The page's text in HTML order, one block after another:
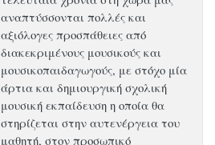
αναπτύσσονται πολλές και
αξιόλογες προσπάθειες από
διακεκριμένους μουσικούς και
μουσικοπαιδαγωγούς, με στόχο μία
άρτια και δημιουργική σχολική
μουσική εκπαίδευση η οποία θα
στηρίζεται στην αυτενέργεια του
μαθητή, στον προσωπικό